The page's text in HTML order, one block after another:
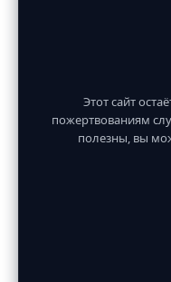
Этот сайт
пожертвованиям
полезны, вы